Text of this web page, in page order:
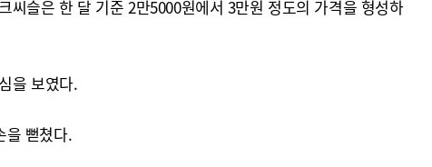
슬은 한 달 기준 2만5000원에서 3만원 정도의 가격을 형성하
을 보였다.
을 뻗쳤다.